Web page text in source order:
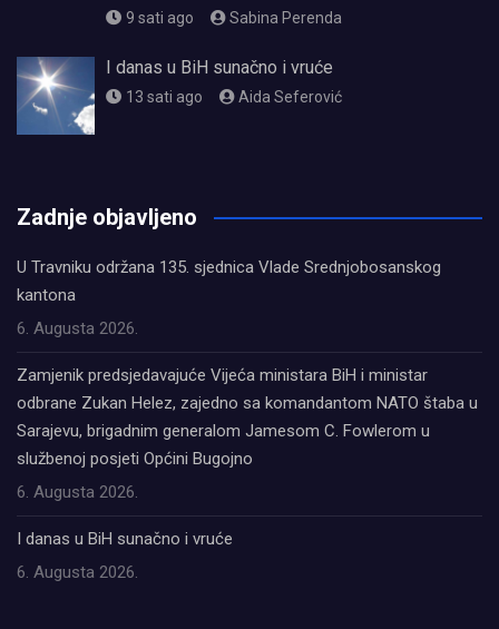
9 sati ago Sabina Perenda
I danas u BiH sunačno i vruće
13 sati ago Aida Seferović
Zadnje objavljeno
U Travniku održana 135. sjednica Vlade Srednjobosanskog
kantona
6. Augusta 2026.
Zamjenik predsjedavajuće Vijeća ministara BiH i ministar
odbrane Zukan Helez, zajedno sa komandantom NATO štaba u
Sarajevu, brigadnim generalom Jamesom C. Fowlerom u
službenoj posjeti Općini Bugojno
6. Augusta 2026.
I danas u BiH sunačno i vruće
6. Augusta 2026.